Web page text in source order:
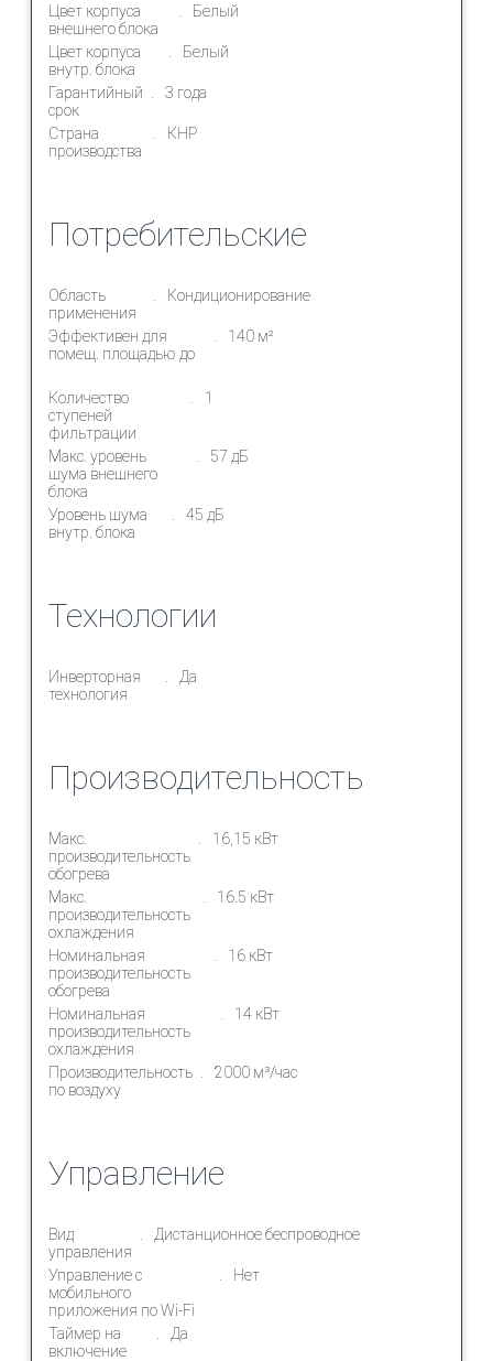
Цвет корпуса
внешнего блока
Белый
Цвет корпуса
внутр. блока
Белый
Гарантийный
срок
3 года
Страна
производства
КНР
Потребительские
Область
применения
Кондиционирование
Эффективен для
помещ. площадью до
140 м²
Количество
ступеней
фильтрации
1
Макс. уровень
шума внешнего
блока
57 дБ
Уровень шума
внутр. блока
45 дБ
Технологии
Инверторная
технология
Да
Производительность
Макс.
производительность
обогрева
16,15 кВт
Макс.
производительность
охлаждения
16.5 кВт
Номинальная
производительность
обогрева
16 кВт
Номинальная
производительность
охлаждения
14 кВт
Производительность
по воздуху
2000 м³/час
Управление
Вид
управления
Дистанционное беспроводное
Управление c
мобильного
приложения по Wi-Fi
Нет
Таймер на
включение
Да